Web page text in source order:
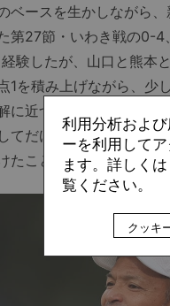
ベースを生かしながら
第27節・いわき戦の0-
験したが、山口と熊本
1を積み上げながら、少
近づいた感覚を掴めた
だけでなく、第33節
たことが、その手ごた
利用分析およ
ーを利用して
ます。詳しく
覧ください。
クッキ